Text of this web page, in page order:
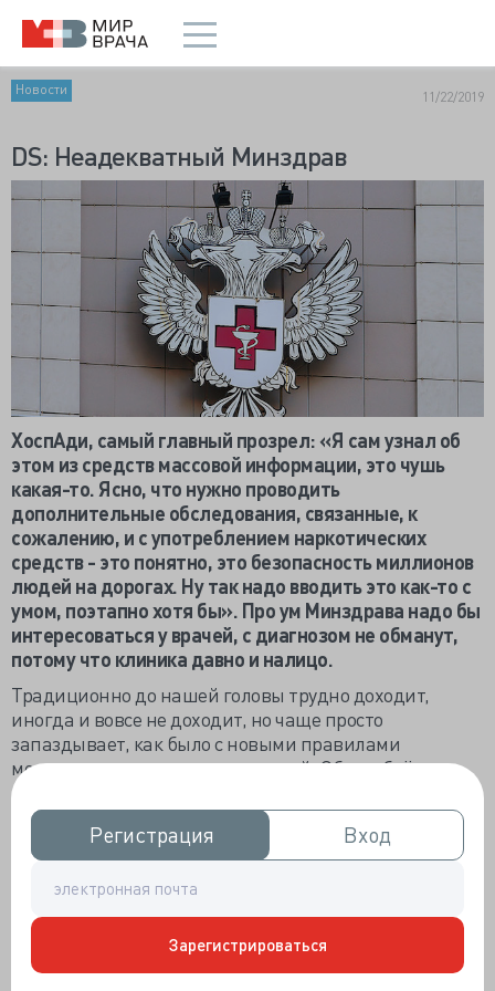
Регистрация
Регистрация Вход
Вход
Зарегистрироваться
Новости 11/22/2019
DS: Неадекватный Минздрав
ХоспАди, самый главный прозрел: «Я сам узнал об
этом из средств массовой информации, это чушь
какая-то. Ясно, что нужно проводить
дополнительные обследования, связанные, к
сожалению, и с употреблением наркотических
средств - это понятно, это безопасность миллионов
людей на дорогах. Ну так надо вводить это как-то с
умом, поэтапно хотя бы». Про ум Минздрава надо бы
интересоваться у врачей, с диагнозом не обманут,
потому что клиника давно и налицо.
Традиционно до нашей головы трудно доходит,
иногда и вовсе не доходит, но чаще просто
запаздывает, как было с новыми правилами
медицинских осмотров водителей. Об углублённом
наркологическом тестировании
октября.Тогда сетевая публика активно обсуждала
тему, но очереди в наркодиспансеры начали
выстраиваться только в последнюю неделю.
Стоимость обследования оправданная, но
неожиданная, потому что сегодняшние 230-350
рублей – это почти ничего, а будет от 3600 и до 6000,
которые водителям уже жалко. Нельзя не согласиться